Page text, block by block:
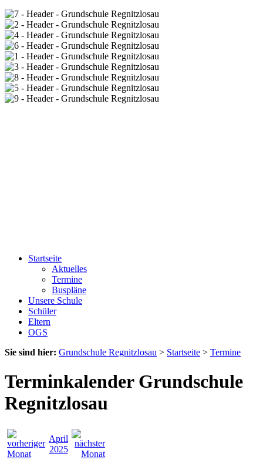
Startseite
Aktuelles
Termine
Buspläne
Unsere Schule
Schüler
Eltern
OGS
Sie sind hier: Grundschule Regnitzlosau > Startseite > Termine
Terminkalender Grundschule
Regnitzlosau
April
2025